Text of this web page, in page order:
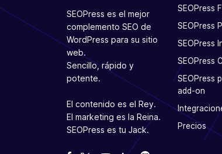
SEOPress es el mejor
complemento SEO de
WordPress para su sitio
web.
Sencillo, rápido y
potente.
El contenido es el Rey.
El marketing es la Reina.
SEOPress es tu Jack.
SEOPress
SEOPress
SEOPress
SEOPress
SEOPress
add-on
Precios